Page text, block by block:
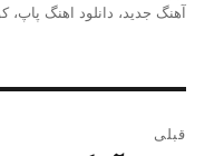
شده
آهنگ جدید، دانلود اهنگ پاپ،
قبلی